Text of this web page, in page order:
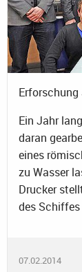
Erforschung
Ein Jahr
daran
eines
zu Wasser
Drucker
des
07.02.2014